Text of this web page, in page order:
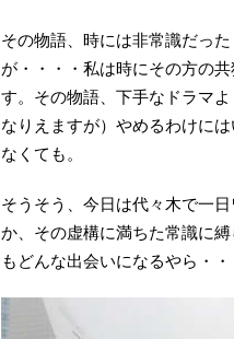
その物語、時には非常識だっ
が・・・・私は時にその方の
す。その物語、下手なドラマ
なりえますが）やめるわけに
なくても。
そうそう、今日は代々木で一
か、その虚構に満ちた常識に
もどんな出会いになるやら・